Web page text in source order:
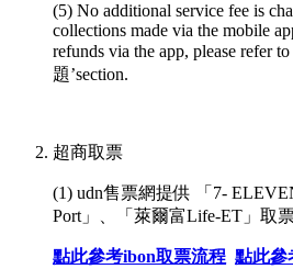
(5) No additional service fee is
collections made via the mobile
refunds via the app, please refer
題’section.
超商取票
(1) udn售票網提供 「7-
Port」、「萊爾富Life-ET」取
點此參考ibon取票流程 點此參